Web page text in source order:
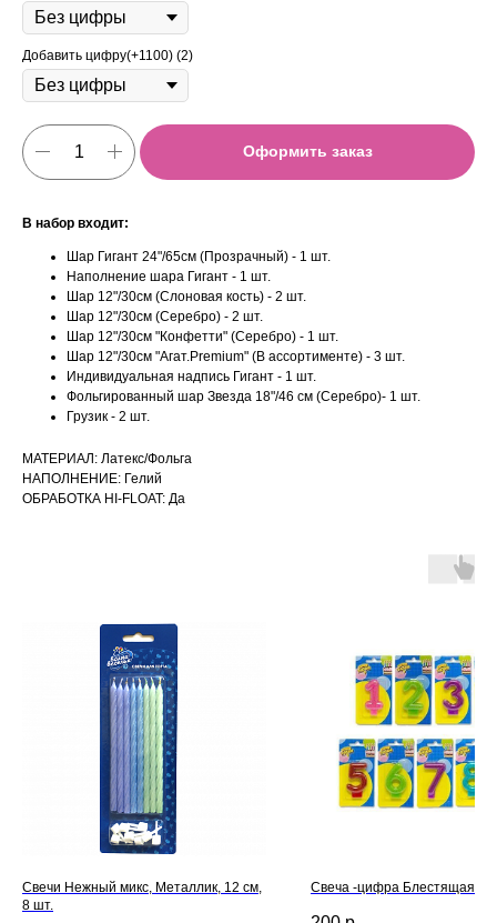
Добавить цифру(+1100) (2)
Оформить заказ
В набор входит:
Шар Гигант 24"/65см (Прозрачный) - 1 шт.
Наполнение шара Гигант - 1 шт.
Шар 12"/30см (Слоновая кость) - 2 шт.
Шар 12"/30см (Серебро) - 2 шт.
Шар 12"/30см "Конфетти" (Серебро) - 1 шт.
Шар 12"/30см "Агат.Premium" (В ассортименте) - 3 шт.
Индивидуальная надпись Гигант - 1 шт.
Фольгированный шар Звезда 18"/46 см (Серебро)- 1 шт.
Грузик - 2 шт.
МАТЕРИАЛ: Латекс/Фольга
НАПОЛНЕНИЕ: Гелий
ОБРАБОТКА HI-FLOAT: Да
Свечи Нежный микс, Металлик, 12 см,
8 шт.
Свеча -цифра Блестящая